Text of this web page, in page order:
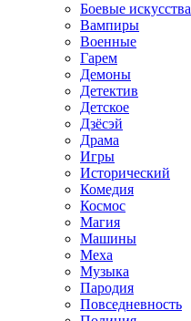
Боевые искусства
Вампиры
Военные
Гарем
Демоны
Детектив
Детское
Дзёсэй
Драма
Игры
Исторический
Комедия
Космос
Магия
Машины
Меха
Музыка
Пародия
Повседневность